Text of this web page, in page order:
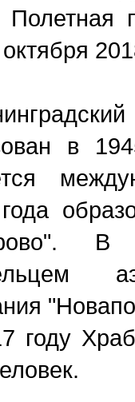
в
В
году